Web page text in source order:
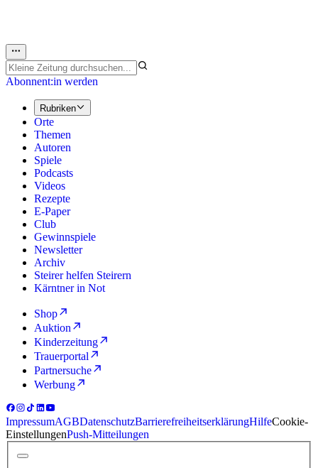
Abonnent:in werden
Rubriken
Orte
Themen
Autoren
Spiele
Podcasts
Videos
Rezepte
E-Paper
Club
Gewinnspiele
Newsletter
Archiv
Steirer helfen Steirern
Kärntner in Not
Shop
Auktion
Kinderzeitung
Trauerportal
Partnersuche
Werbung
ImpressumAGBDatenschutzBarrierefreiheitserklärungHilfeCookie-
EinstellungenPush-Mitteilungen